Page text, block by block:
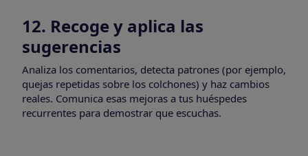
12. Recoge y aplica las
sugerencias
Analiza los comentarios, detecta patrones (por ejemplo,
quejas repetidas sobre los colchones) y haz cambios
reales. Comunica esas mejoras a tus huéspedes
recurrentes para demostrar que escuchas.